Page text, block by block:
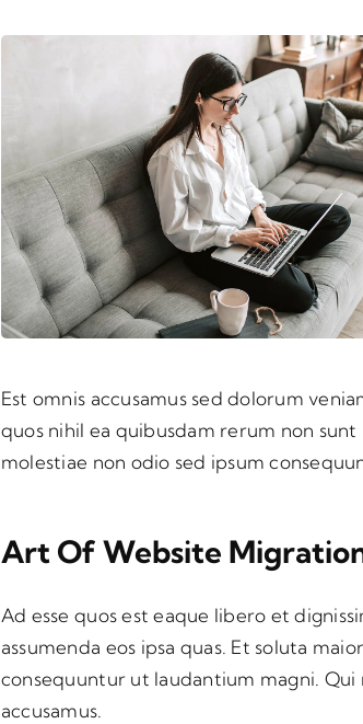
Est omnis accusamus sed dolorum
quos nihil ea quibusdam rerum non
molestiae non odio sed ipsum
Art Of Website
Ad esse quos est eaque libero et
assumenda eos ipsa quas. Et soluta
consequuntur ut laudantium magni.
accusamus.